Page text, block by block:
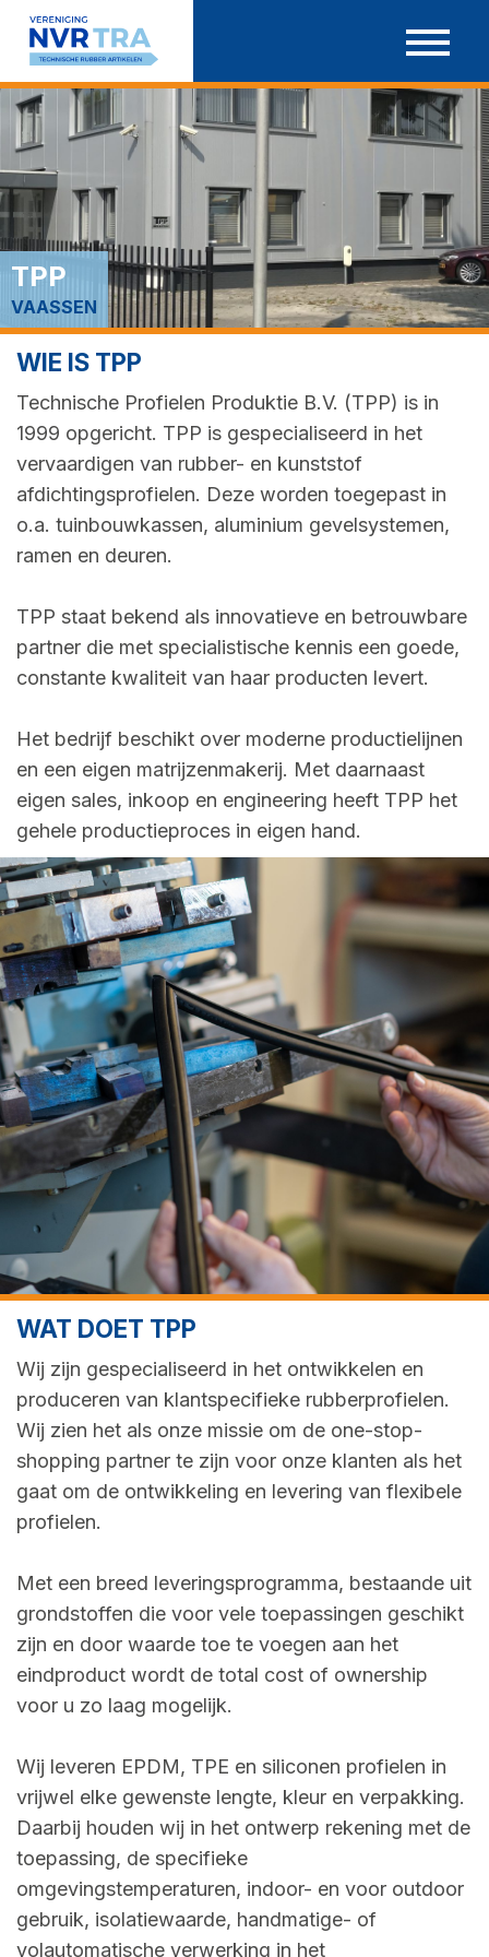
door
naar
inhoud
TPP
VAASSEN
WIE IS TPP
Technische Profielen Produktie B.V. (TPP) is in
1999 opgericht. TPP is gespecialiseerd in het
vervaardigen van rubber- en kunststof
afdichtingsprofielen. Deze worden toegepast in
o.a. tuinbouwkassen, aluminium gevelsystemen,
ramen en deuren.
TPP staat bekend als innovatieve en betrouwbare
partner die met specialistische kennis een goede,
constante kwaliteit van haar producten levert.
Het bedrijf beschikt over moderne productielijnen
en een eigen matrijzenmakerij. Met daarnaast
eigen sales, inkoop en engineering heeft TPP het
gehele productieproces in eigen hand.
WAT DOET TPP
Wij zijn gespecialiseerd in het ontwikkelen en
produceren van klantspecifieke rubberprofielen.
Wij zien het als onze missie om de one-stop-
shopping partner te zijn voor onze klanten als het
gaat om de ontwikkeling en levering van flexibele
profielen.
Met een breed leveringsprogramma, bestaande uit
grondstoffen die voor vele toepassingen geschikt
zijn en door waarde toe te voegen aan het
eindproduct wordt de total cost of ownership
voor u zo laag mogelijk.
Wij leveren EPDM, TPE en siliconen profielen in
vrijwel elke gewenste lengte, kleur en verpakking.
Daarbij houden wij in het ontwerp rekening met de
toepassing, de specifieke
omgevingstemperaturen, indoor- en voor outdoor
gebruik, isolatiewaarde, handmatige- of
volautomatische verwerking in het